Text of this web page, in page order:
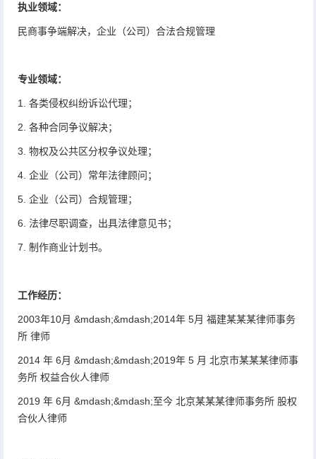
执业领域：
民商事争端解决，企业（公司）合法合规管理
专业领域：
1. 各类侵权纠纷诉讼代理；
2. 各种合同争议解决；
3. 物权及公共区分权争议处理；
4. 企业（公司）常年法律顾问；
5. 企业（公司）合规管理；
6. 法律尽职调查，出具法律意见书；
7. 制作商业计划书。
工作经历：
2003年10月 &mdash;&mdash;2014年 5月 福建某某某律师事务
所 律师
2014 年 6月 &mdash;&mdash;2019年 5 月 北京市某某某律师事
务所 权益合伙人律师
2019 年 6月 &mdash;&mdash;至今 北京某某某律师事务所 股权
合伙人律师